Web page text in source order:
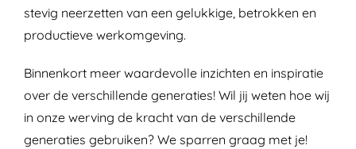
stevig neerzetten van een gelukkige, betrokken en
productieve werkomgeving.
Binnenkort meer waardevolle inzichten en inspiratie
over de verschillende generaties! Wil jij weten hoe wij
in onze werving de kracht van de verschillende
generaties gebruiken? We sparren graag met je!